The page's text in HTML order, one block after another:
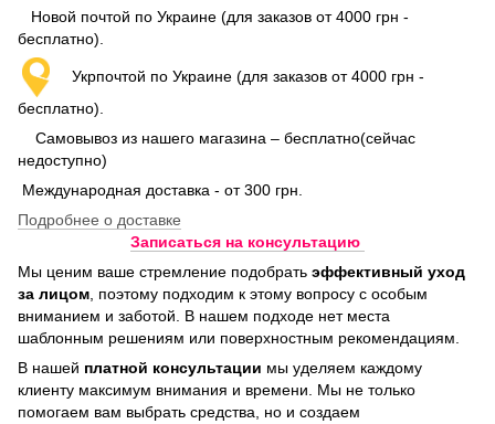
Новой почтой по Украине (для заказов от 4000 грн -
бесплатно).
Укрпочтой по Украине (для заказов от 4000 грн -
бесплатно).
Самовывоз из нашего магазина – бесплатно(сейчас
недоступно)
Международная доставка - от 300 грн.
Подробнее о доставке
Записаться на консультацию
Мы ценим ваше стремление подобрать эффективный уход
за лицом, поэтому подходим к этому вопросу с особым
вниманием и заботой. В нашем подходе нет места
шаблонным решениям или поверхностным рекомендациям.
В нашей платной консультации мы уделяем каждому
клиенту максимум внимания и времени. Мы не только
помогаем вам выбрать средства, но и создаем